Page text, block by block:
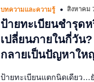
บทความและความรู้ สิงหาคม
ป้ายทะเบียนชำรุด
เปลี่ยนภายในกี่วัน?
กลายเป็นปัญหาให
ป้ายทะเบียนแตกนิดเดียว…